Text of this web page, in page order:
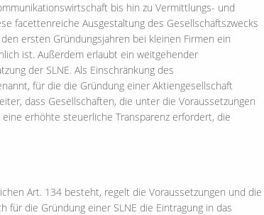
bis hin zu Vermittlungs- und
facettenreiche Ausgestaltung des Gesellschaftszwecks
ersten Gründungsjahren bei kleinen Firmen ein
ist. Außerdem erlaubt ein weitgehender
der SLNE. Als Einschränkung des
für die die Gründung einer Aktiengesellschaft
dass Gesellschaften, die unter die Voraussetzungen
erhöhte steuerliche Transparenz erfordert, die
Art. 134 besteht, regelt die Voraussetzungen und die
für die Gründung einer SLNE die Eintragung in das